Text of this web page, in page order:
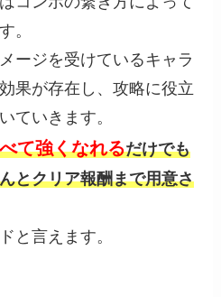
。
ージを受けているキャラ
果が存在し、攻略に役立
ていきます。
て強くなれるだけでも
とクリア報酬まで用意さ
と言えます。